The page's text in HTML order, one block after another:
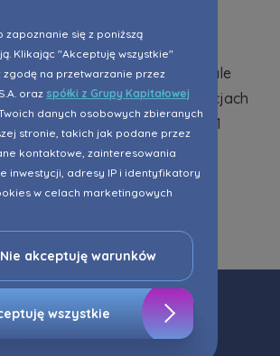
zapoznanie się z poniższą
Klikając "Akceptuję wszystkie"
zgodę na przetwarzanie przez
oraz spółki z Grupy Kapitałowej
danych osobowych zbieranych
stronie, takich jak podane przez
kontaktowe, zainteresowania
inwestycji, adresy IP i identyfikatory
w celach marketingowych
potrzeb, w tym w oparciu o
Oczywiście, możesz nie wyrazić
zgody klikając ”Nie akceptuję
iż zgoda jest dobrowolna i
Nie akceptuję warunków
wszystkie
na rynek mieszkania i lokale
w zrealizowanych inwestycjach
tys. osób. Jesteśmy obecni w 21
całego kraju.